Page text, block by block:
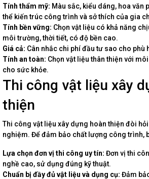
Tính thẩm mỹ: Màu sắc, kiểu dáng, hoa văn
thể kiến trúc công trình và sở thích của gia
Tính bền vững: Chọn vật liệu có khả năng
môi trường, thời tiết, có độ bền cao.
Giá cả: Cân nhắc chi phí đầu tư sao cho phù
Tính an toàn: Chọn vật liệu thân thiện với
cho sức khỏe.
Thi công vật liệu xây
thiện
Thi công vật liệu xây dựng hoàn thiện đòi hỏi
nghiệm. Để đảm bảo chất lượng công trình,
Lựa chọn đơn vị thi công uy tín: Đơn vị thi
nghề cao, sử dụng đúng kỹ thuật.
Chuẩn bị đầy đủ vật liệu và dụng cụ: Đảm